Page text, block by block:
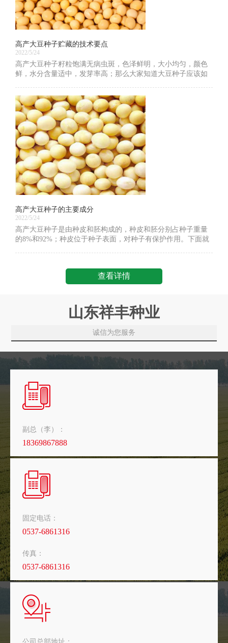
高产大豆种子贮藏的技术要点
2022/5/24
高产大豆种子籽粒饱满无病虫斑，色泽鲜明，大小均匀，颜色
鲜，水分含量适中，发芽率高；那么大家知道大豆种子应该如
高产大豆种子的主要成分
2022/5/24
高产大豆种子是由种皮和胚构成的，种皮和胚分别占种子重量
的8%和92%；种皮位于种子表面，对种子有保护作用。下面就
查看详情
山东祥丰种业
诚信为您服务
副总（李）：
18369867888
固定电话：
0537-6861316
传真：
0537-6861316